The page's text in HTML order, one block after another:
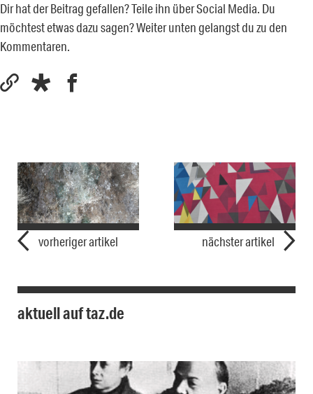
Dir hat der Beitrag gefallen? Teile ihn über Social Media. Du
möchtest etwas dazu sagen? Weiter unten gelangst du zu den
Kommentaren.
vorheriger artikel nächster artikel
aktuell auf taz.de